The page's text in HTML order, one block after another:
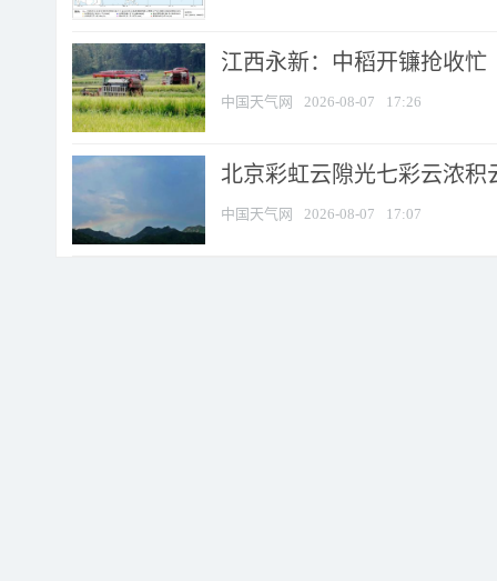
江西永新：中稻开镰抢收忙
中国天气网 2026-08-07 17:26
北京彩虹云隙光七彩云浓积
中国天气网 2026-08-07 17:07